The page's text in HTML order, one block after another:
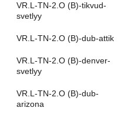
VR.L-TN-2.O (B)-tikvud-
svetlyy
VR.L-TN-2.O (B)-dub-attik
VR.L-TN-2.O (B)-denver-
svetlyy
VR.L-TN-2.O (B)-dub-
arizona